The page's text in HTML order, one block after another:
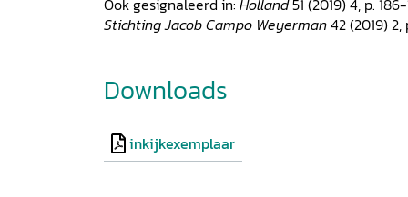
Stichting Jacob Campo Weyerman42 (2019) 2,
Downloads
inkijkexemplaar